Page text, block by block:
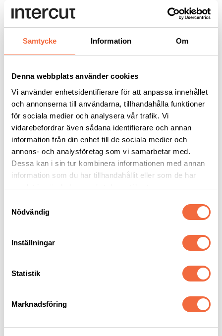
Samtycke Information Om
Denna webbplats använder cookies
Vi använder enhetsidentifierare för att anpassa innehållet
och annonserna till användarna, tillhandahålla funktioner
för sociala medier och analysera vår trafik. Vi
vidarebefordrar även sådana identifierare och annan
information från din enhet till de sociala medier och
annons- och analysföretag som vi samarbetar med.
Dessa kan i sin tur kombinera informationen med annan
information som du har tillhandahållit eller som de har
samlat in när du har använt deras tjänster.
Nödvändig
Inställningar
Statistik
Marknadsföring
Tillbehör Skärmaskiner
Skärbord
Tillbehör kapmaskiner
Bandsågblad metall
Rullbanesystem
Tillbehör Bockmaskiner
Kantpressverktyg tillbehör
Tillbehör Bultsvetsning
Bulthållare mm.
Service & Support
Service
Support
Utbildning
Säkerhet
Produkter
Slitdelar & Tillbehör
Tillbehör Bockmaskiner
Tillbehör Bockmaskiner